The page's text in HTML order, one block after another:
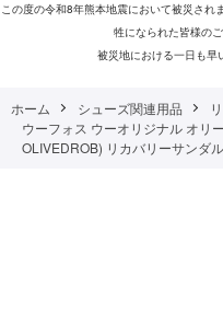
この度の令和8年熊本地震において被災され
牲になられた皆様の
被災地における一日も早
ホーム シューズ関連用品
ウーフォス ウーオリジナル オリ
OLIVEDROB) リカバリーサンダ